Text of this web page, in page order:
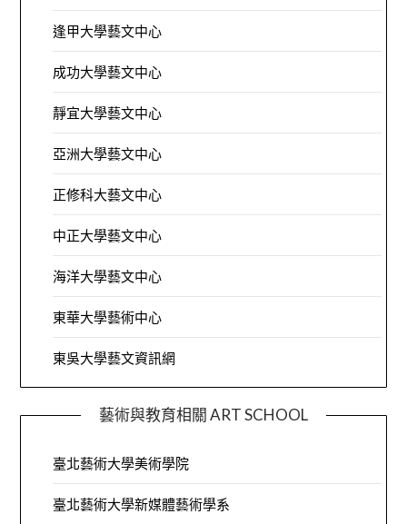
逢甲大學藝文中心
成功大學藝文中心
靜宜大學藝文中心
亞洲大學藝文中心
正修科大藝文中心
中正大學藝文中心
海洋大學藝文中心
東華大學藝術中心
東吳大學藝文資訊網
藝術與教育相關 ART SCHOOL
臺北藝術大學美術學院
臺北藝術大學新媒體藝術學系